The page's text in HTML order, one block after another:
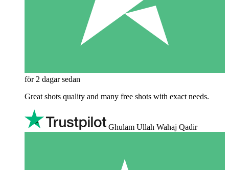
för 2 dagar sedan
Great shots quality and many free shots with exact needs.
Ghulam Ullah Wahaj Qadir